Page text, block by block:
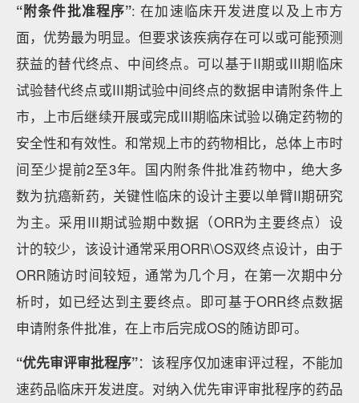
“附条件批准程序”: 在加速临床开发进度以及上市方
面，优势最为明显。但要求该疾病存在可以或可能预测
获益的替代终点、中间终点。可以基于II期或III期临床
试验替代终点或III期试验中间终点的数据申请附条件上
市，上市后继续开展或完成III期临床试验以确定药物的
安全性和有效性。和常规上市的药物相比，总体上市时
间至少提前2至3年。国内附条件批准药物中，绝大多
数为抗癌新药，关键性临床的设计主要以单臂II期研究
为主。采用III期试验期中数据（ORR为主要终点）设
计的较少，该设计通常采用ORR\OS双终点设计，由于
ORR随访时间较短，通常为几个月，在第一次期中分
析时，如已经达到主要终点。即可基于ORR终点数据
申请附条件批准，在上市后完成OS的随访即可。
“优先审评审批程序”：该程序仅加速审评过程，不能加
速药品临床开发进度。对纳入优先审评审批程序的药品